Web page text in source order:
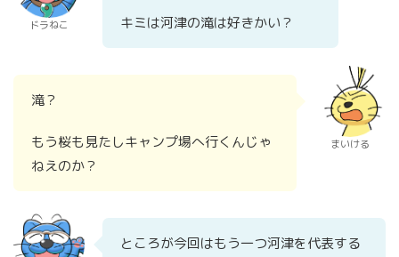
ドラねこ キミは河津の滝は好きかい？
滝？
もう桜も見たしキャンプ場へ行くんじゃ
ねえのか？
まいける
ところが今回はもう一つ河津を代表する